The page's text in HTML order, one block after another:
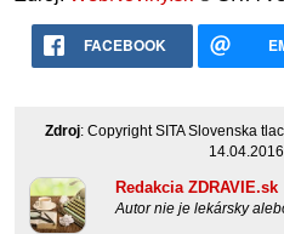
FACEBOOK
Zdroj: Copyright SITA Slovenska
Redakcia ZDRAVIE.sk
Autor nie je lekársky